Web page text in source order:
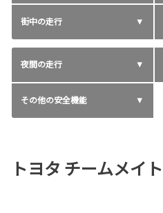
街中の走行
夜間の走行
その他の安全機能
トヨタ チームメイト